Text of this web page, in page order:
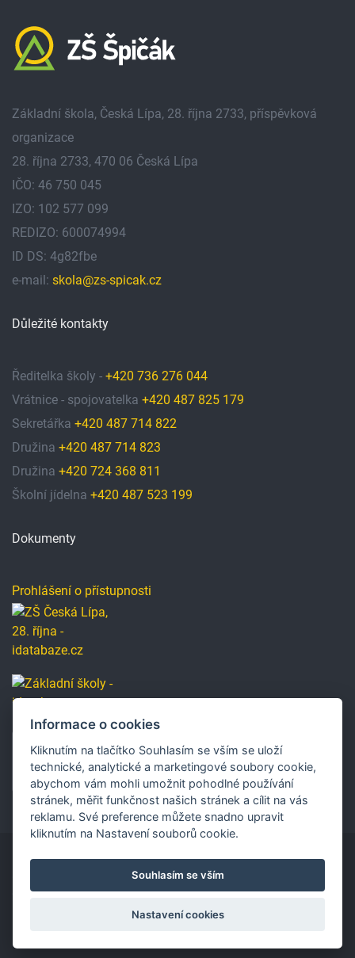
Základní škola, Česká Lípa, 28. října 2733, příspěvková
organizace
28. října 2733, 470 06 Česká Lípa
IČO: 46 750 045
IZO: 102 577 099
REDIZO: 600074994
ID DS: 4g82fbe
e-mail: skola@zs-spicak.cz
Důležité kontakty
Ředitelka školy - +420 736 276 044
Vrátnice - spojovatelka +420 487 825 179
Sekretářka +420 487 714 822
Družina +420 487 714 823
Družina +420 724 368 811
Školní jídelna +420 487 523 199
Dokumenty
Prohlášení o přístupnosti
Copyright © 2019 Základní škola, Česká Lípa, 28. října
2733, příspěvková organizace.
Ace IT s.r.o. /SEO Přihlášení
Informace o cookies
Kliknutím na tlačítko Souhlasím se vším se uloží
technické, analytické a marketingové soubory cookie,
abychom vám mohli umožnit pohodlné používání
stránek, měřit funkčnost našich stránek a cílit na vás
reklamu. Své preference můžete snadno upravit
kliknutím na Nastavení souborů cookie.
Souhlasím se vším
Nastavení cookies